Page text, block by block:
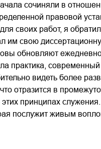
сочиняли в
правовой
своих работ, я
свою
обновляют
практика,
видеть более
отразится в
принципах
послужит живым